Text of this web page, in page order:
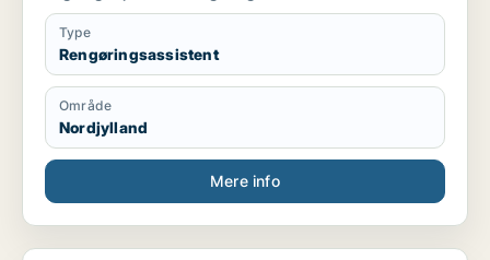
Type
Rengøringsassistent
Område
Nordjylland
Mere info